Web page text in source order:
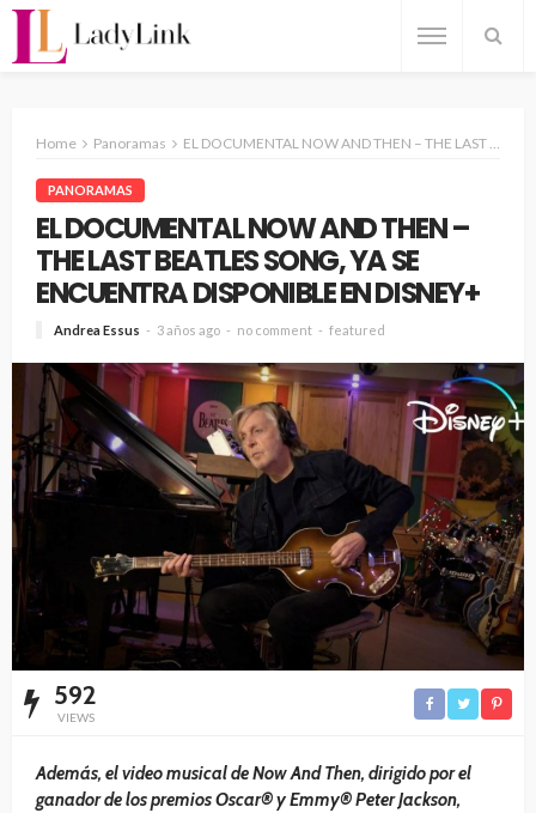
Home Panoramas EL DOCUMENTAL NOW AND THEN – THE LAST BEATLES SONG, YA SE ENCUENTRA DISPONIBLE EN DISNEY+
PANORAMAS
EL DOCUMENTAL NOW AND THEN –
THE LAST BEATLES SONG, YA SE
ENCUENTRA DISPONIBLE EN DISNEY+
Andrea Essus 3 años ago no comment featured
592
VIEWS
Además, el video musical de Now And Then, dirigido por el
ganador de los premios Oscar® y Emmy® Peter Jackson,